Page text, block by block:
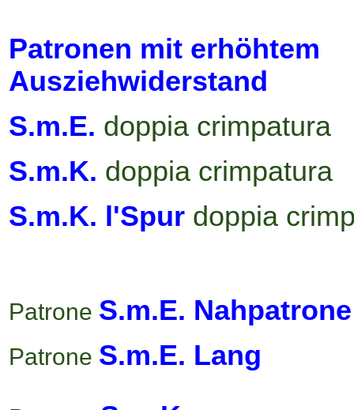
Patronen mit erhöhtem
Ausziehwiderstand
S.m.E. doppia crimpatura
S.m.K. doppia crimpatura
S.m.K. l'Spur doppia
Patrone S.m.E. Nahpatrone
Patrone S.m.E. Lang